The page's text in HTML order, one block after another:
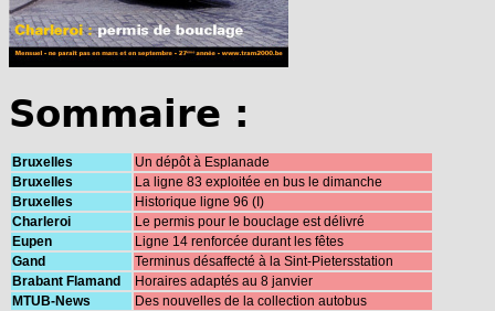
Sommaire :
Bruxelles
Un dépôt à Esplanade
Bruxelles
La ligne 83 exploitée en bus le dimanche
Bruxelles
Historique ligne 96 (I)
Charleroi
Le permis pour le bouclage est délivré
Eupen
Ligne 14 renforcée durant les fêtes
Gand
Terminus désaffecté à la Sint-Pietersstation
Brabant Flamand
Horaires adaptés au 8 janvier
MTUB-News
Des nouvelles de la collection autobus